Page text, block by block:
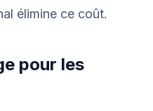
élimine ce coût.
pour les